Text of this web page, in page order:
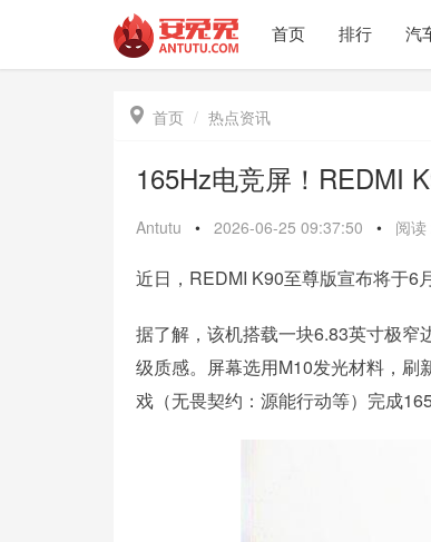
首页 排行 汽
 首页 热点资讯
165Hz电竞屏！REDMI
Antutu • 2026-06-25 09:37:50 • 阅读
近日，REDMI K90至尊版宣布将于6
据了解，该机搭载一块6.83英寸极
级质感。屏幕选用M10发光材料，
戏（无畏契约：源能行动等）完成165